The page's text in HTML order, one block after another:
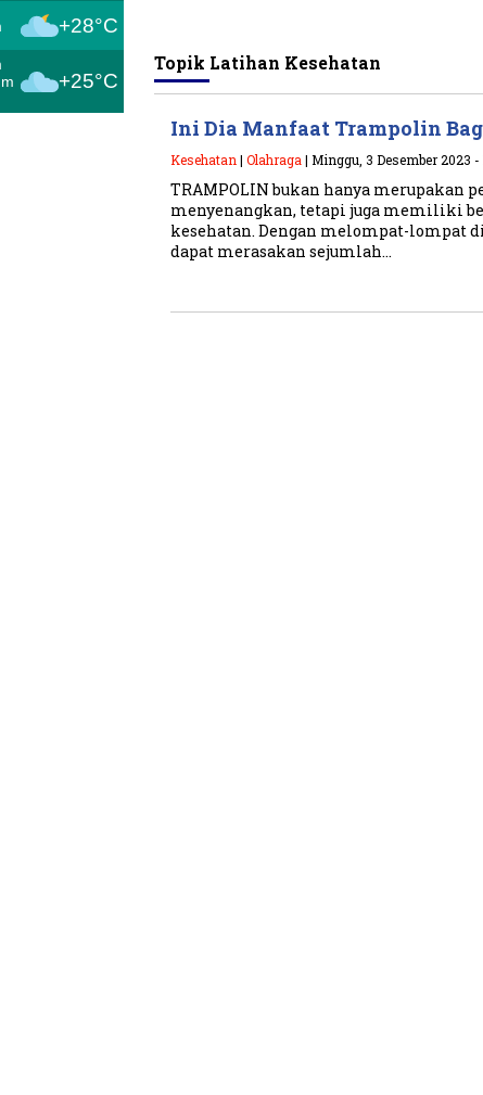
+28°C
+25°C
Topik Latihan Kesehatan
Ini Dia Manfaat Trampolin
Kesehatan | Olahraga | Minggu, 3 Desember 2023 -
TRAMPOLIN bukan hanya merupakan
menyenangkan, tetapi juga memiliki
kesehatan. Dengan melompat-lompat
dapat merasakan sejumlah…